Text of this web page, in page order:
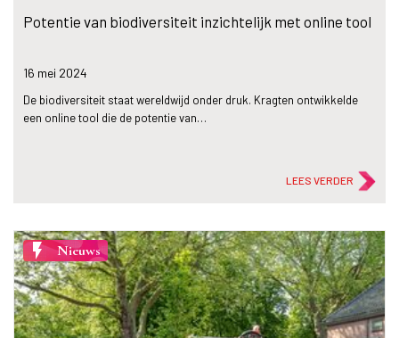
Potentie van biodiversiteit inzichtelijk met online tool
16 mei 2024
De biodiversiteit staat wereldwijd onder druk. Kragten ontwikkelde
een online tool die de potentie van…
LEES VERDER
flash_on Nieuws